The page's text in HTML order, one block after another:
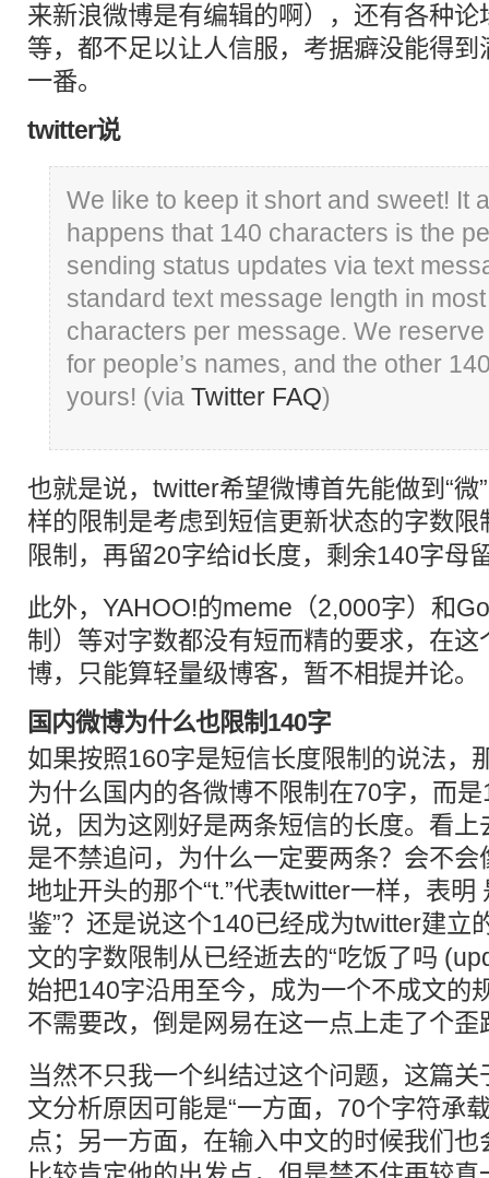
来新浪微博是有编辑的啊），还有各种
等，都不足以让人信服，考据癖没能得
一番。
twitter说
We like to keep it short and sweet! It
happens that 140 characters is the
sending status updates via text
standard text message length in
characters per message. We
for people’s names, and the other
yours! (via Twitter FAQ)
也就是说，twitter希望微博首先能做到“微
样的限制是考虑到 短信更新状态的字数
限制，再留20字给id长度，剩余140字母
此外，YAHOO!的meme（2,000字）和
制）等对字数都没有短而精的要求，在
博，只能算轻量级博客，暂不相提并论。
国内微博为什么也限制140字
如果按照160字是短信长度限制的说法，
为什么国内的各微博不限制在70字，而
说，因为这刚好是两条短信的长度。看
是不禁追问，为什么一定要两条？会不
地址开头的那个“t.”代表twitter一样，表明
鉴”？还是说这个140已经成为twitter建立
文的字数限制从已经逝去的“吃饭了吗
始把140字沿用至今，成为一个不成文的
不需要改，倒是网易在这一点上走了个歪
当然不只我一个纠结过这个问题， 这篇关
文分析原因可能是“一方面，70个字符承
点；另一方面，在输入中文的时候我们也